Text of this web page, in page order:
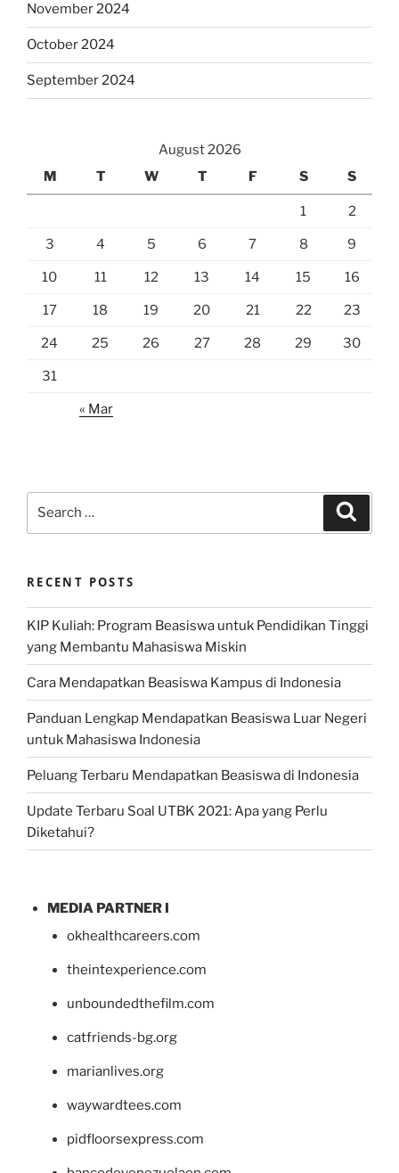
November 2024
October 2024
September 2024
August 2026
M
T W T F S S
1 2
3 4 5 6 7 8 9
10 11 12 13 14 15 16
17 18 19 20 21 22 23
24 25 26 27 28 29 30
31
« Mar
RECENT POSTS
KIP Kuliah: Program Beasiswa untuk Pendidikan Tinggi
yang Membantu Mahasiswa Miskin
Cara Mendapatkan Beasiswa Kampus di Indonesia
Panduan Lengkap Mendapatkan Beasiswa Luar Negeri
untuk Mahasiswa Indonesia
Peluang Terbaru Mendapatkan Beasiswa di Indonesia
Update Terbaru Soal UTBK 2021: Apa yang Perlu
Diketahui?
MEDIA PARTNER I
okhealthcareers.com
theintexperience.com
unboundedthefilm.com
catfriends-bg.org
marianlives.org
waywardtees.com
pidfloorsexpress.com